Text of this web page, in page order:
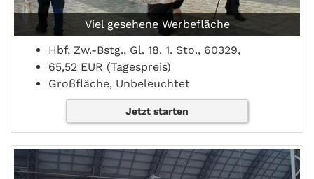
Viel gesehene Werbefläche
Hbf, Zw.-Bstg., Gl. 18. 1. Sto., 60329,
65,52 EUR (Tagespreis)
Großfläche, Unbeleuchtet
Jetzt starten